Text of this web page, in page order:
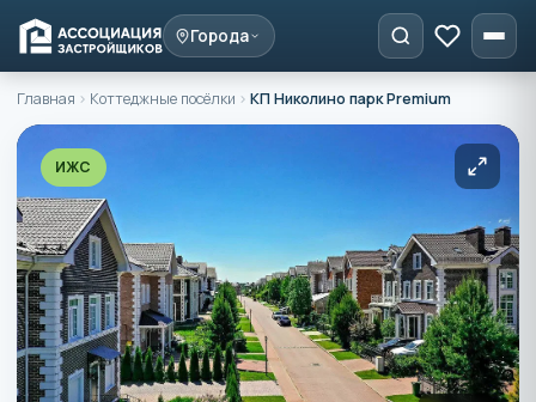
Города
Главная › Коттеджные посёлки › КП Николино парк Premium
ИЖС